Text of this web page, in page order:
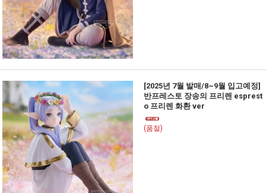
[2025년 7월 발매/8~9월 입고예정]
반프레스토 장송의 프리렌 esprest
o 프리렌 화환 ver
(품절)